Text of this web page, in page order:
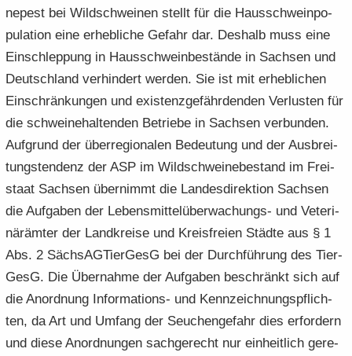
ne­pest bei Wild­schwei­nen stellt für die Haus­schwein­po­
pu­la­ti­on eine er­heb­li­che Ge­fahr dar. Des­halb muss eine
Ein­schlep­pung in Haus­schwein­be­stän­de in Sach­sen und
Deutsch­land ver­hin­dert wer­den. Sie ist mit er­heb­li­chen
Ein­schrän­kun­gen und exis­tenz­ge­fähr­den­den Ver­lus­ten für
die schwei­ne­hal­ten­den Be­trie­be in Sach­sen ver­bun­den.
Auf­grund der über­re­gio­na­len Be­deu­tung und der Aus­brei­
tungs­ten­denz der ASP im Wild­schwei­ne­be­stand im Frei­
staat Sach­sen über­nimmt die Lan­des­di­rek­ti­on Sach­sen
die Auf­ga­ben der Lebensmittelüberwachungs-​ und Ve­te­ri­
när­äm­ter der Land­krei­se und Kreis­frei­en Städ­te aus § 1
Abs. 2 Säch­s­AG­Tier­GesG bei der Durch­füh­rung des Tier­
GesG. Die Über­nah­me der Auf­ga­ben be­schränkt sich auf
die An­ord­nung Informations-​ und Kenn­zeich­nungs­pflich­
ten, da Art und Um­fang der Seu­chen­ge­fahr dies er­for­dern
und diese An­ord­nun­gen sach­ge­recht nur ein­heit­lich ge­re­